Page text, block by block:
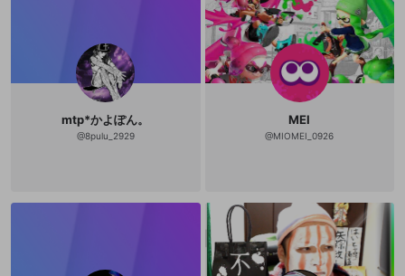
mtp*かよぽん。
@8pulu_2929
MEI
@MIOMEI_0926